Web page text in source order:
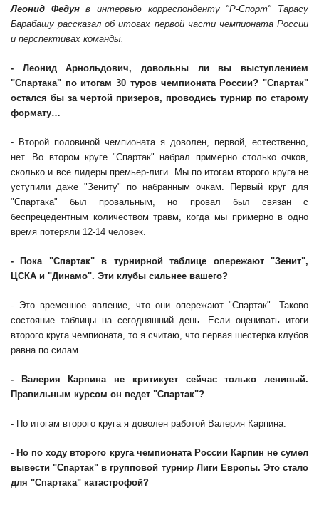
Леонид Федунв интервью корреспонденту "Р-Спорт" Тарасу
Барабашу рассказал об итогах первой части чемпионата России
и перспективах команды.
- Леонид Арнольдович, довольны ли вы выступлением
"Спартака" по итогам 30 туров чемпионата России? "Спартак"
остался бы за чертой призеров, проводись турнир по старому
формату…
- Второй половиной чемпионата я доволен, первой, естественно,
нет. Во втором круге "Спартак" набрал примерно столько очков,
сколько и все лидеры премьер-лиги. Мы по итогам второго круга не
уступили даже "Зениту" по набранным очкам. Первый круг для
"Спартака" был провальным, но провал был связан с
беспрецедентным количеством травм, когда мы примерно в одно
время потеряли 12-14 человек.
- Пока "Спартак" в турнирной таблице опережают "Зенит",
ЦСКА и "Динамо". Эти клубы сильнее вашего?
- Это временное явление, что они опережают "Спартак". Таково
состояние таблицы на сегодняшний день. Если оценивать итоги
второго круга чемпионата, то я считаю, что первая шестерка клубов
равна по силам.
- Валерия Карпина не критикует сейчас только ленивый.
Правильным курсом он ведет "Спартак"?
- По итогам второго круга я доволен работой Валерия Карпина.
- Но по ходу второго круга чемпионата России Карпин не сумел
вывести "Спартак" в групповой турнир Лиги Европы. Это стало
для "Спартака" катастрофой?